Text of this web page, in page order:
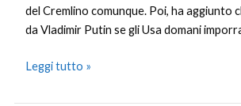
del Cremlino comunque. Poi, ha aggiunto
da Vladimir Putin se gli Usa domani
Leggi tutto »